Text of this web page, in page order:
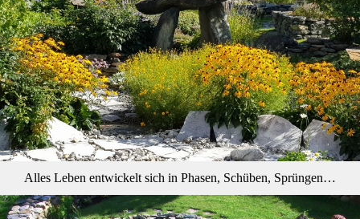
Alles Leben entwickelt sich in Phasen, Schüben, Sprüngen…